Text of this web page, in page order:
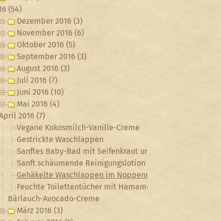
(54)
Dezember 2016 (3)
November 2016 (6)
Oktober 2016 (5)
September 2016 (3)
August 2016 (3)
Juli 2016 (7)
Juni 2016 (10)
Mai 2016 (4)
2016 (7)
Vegane Kokosmilch-Vanille-Creme
Gestrickte Waschlappen
Sanftes Baby-Bad mit Seifenkraut und Lavendel
Sanft schäumende Reinigungslotion mit dem Wilden
Gehäkelte Waschlappen im Noppenmuster
Feuchte Toilettentücher mit Hamamelis und
Bärlauch-Avocado-Creme
März 2016 (3)